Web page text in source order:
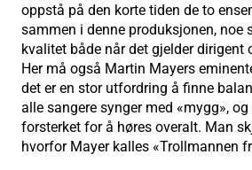
oppstå på den korte tiden de to
sammen i denne produksjonen, noe
kvalitet både når det gjelder dirigent
Her må også Martin Mayers
det er en stor utfordring å finne
alle sangere synger med «mygg», og
forsterket for å høres overalt. Man
hvorfor Mayer kalles «Trollmannen